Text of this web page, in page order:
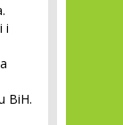
i
BiH.